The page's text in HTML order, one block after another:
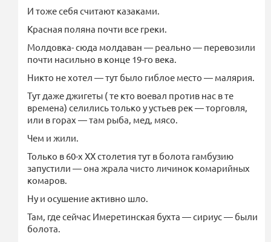
И тоже себя считают казаками.
Красная поляна почти все греки.
Молдовка- сюда молдаван — реально — перевозили
почти насильно в конце 19-го века.
Никто не хотел — тут было гиблое место — малярия.
Тут даже джигеты ( те кто воевал против нас в те
времена) селились только у устьев рек — торговля,
или в горах — там рыба, мед, мясо.
Чем и жили.
Только в 60-х ХХ столетия тут в болота гамбузию
запустили — она жрала чисто личинок комарийных
комаров.
Ну и осушение активно шло.
Там, где сейчас Имеретинская бухта — сириус — были
болота.